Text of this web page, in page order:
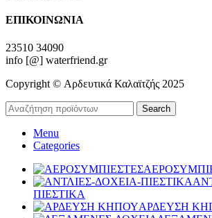
ΕΠΙΚΟΙΝΩΝΙΑ
23510 34090
info [@] waterfriend.gr
Copyright © Αρδευτικά Καλαϊτζής 2025
Search
Menu
Categories
ΠΙΕΣΤΙΚΑ
ΑΡΔΕΥΣΗ